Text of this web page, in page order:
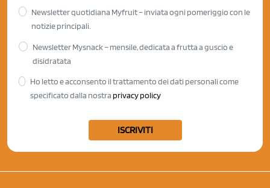
Newsletter quotidiana Myfruit – inviata ogni pomeriggio con le
notizie principali.
Newsletter Mysnack – mensile, dedicata a frutta a guscio e
disidratata
Ho letto e acconsento il trattamento dei dati personali come
specificato dalla nostra privacy policy
ISCRIVITI